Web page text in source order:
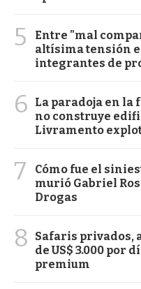
5
Entre "mal
altísima tensión
integrantes de
6
La paradoja en la
no construye
Livramento
7
Cómo fue el
murió Gabriel
Drogas
8
Safaris privados,
de US$ 3.000 por
premium